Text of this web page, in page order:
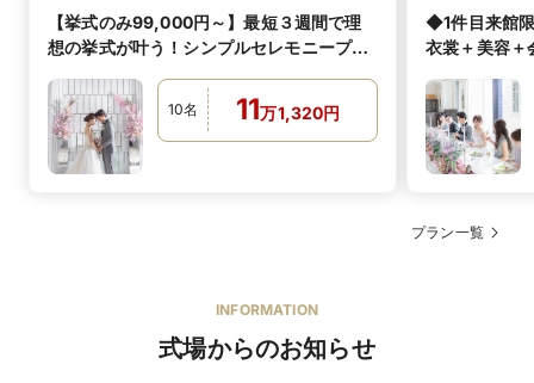
【挙式のみ99,000円～】最短３週間で理
想の挙式が叶う！シンプルセレモニープラ
10名 11万1,320円
◆1件目来館
衣裳＋美容＋
プラン一覧
INFORMATION
式場からのお知らせ